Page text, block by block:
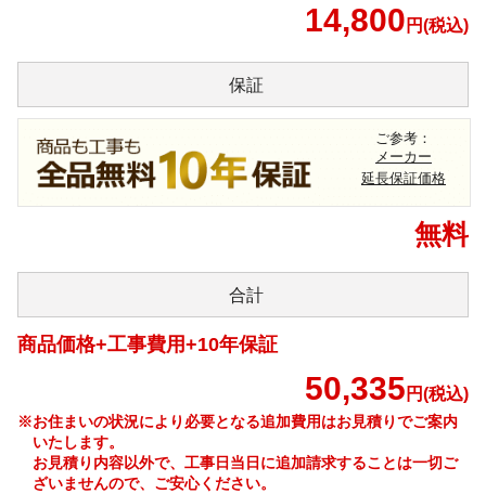
14,800 円(税込)
保証
ご参考：
メーカー
延長保証価格
無料
合計
商品価格+工事費用+10年保証
50,335 円(税込)
※お住まいの状況により必要となる追加費用はお見積りでご案内
いたします。
お見積り内容以外で、工事日当日に追加請求することは一切ご
ざいませんので、ご安心ください。